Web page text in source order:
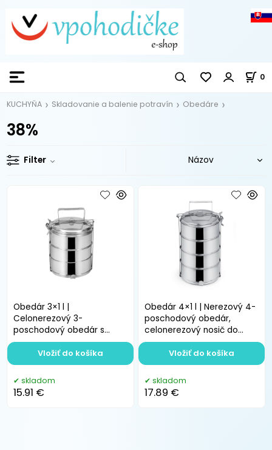
0
KUCHYŇA Skladovanie a balenie potravín Obedáre
38%
Filter
Obedár 3×1 l |
Celonerezový 3-
poschodový obedár s
nerezovými miskami do
práce a na cesty
skladom
15.91 €
Vložiť do košíka
Obedár 4×1 l | Nerezový 4-
poschodový obedár,
celonerezový nosič do
práce a na cesty
skladom
17.89 €
Vložiť do košíka